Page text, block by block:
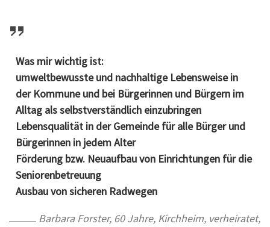
Was mir wichtig ist:
umweltbewusste und nachhaltige Lebensweise in
der Kommune und bei Bürgerinnen und Bürgern im
Alltag als selbstverständlich einzubringen
Lebensqualität in der Gemeinde für alle Bürger und
Bürgerinnen in jedem Alter
Förderung bzw. Neuaufbau von Einrichtungen für die
Seniorenbetreuung
Ausbau von sicheren Radwegen
Barbara Forster, 60 Jahre, Kirchheim, verheiratet,